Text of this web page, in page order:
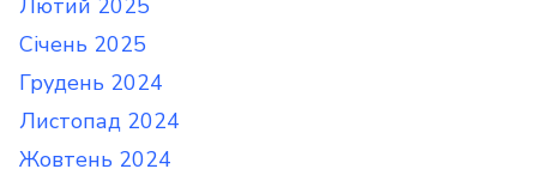
Лютий 2025
Січень 2025
Грудень 2024
Листопад 2024
Жовтень 2024